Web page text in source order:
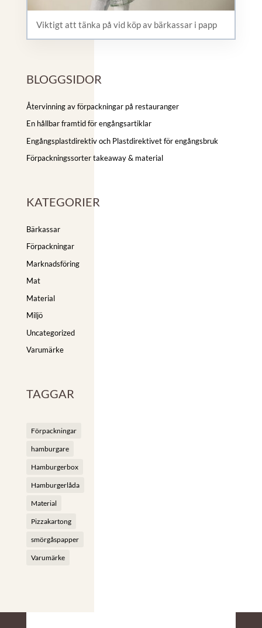
Viktigt att tänka på vid köp av bärkassar i papp
BLOGGSIDOR
Återvinning av förpackningar på restauranger
En hållbar framtid för engångsartiklar
Engångsplastdirektiv och Plastdirektivet för engångsbruk
Förpackningssorter takeaway & material
KATEGORIER
Bärkassar
Förpackningar
Marknadsföring
Mat
Material
Miljö
Uncategorized
Varumärke
TAGGAR
Förpackningar
hamburgare
Hamburgerbox
Hamburgerlåda
Material
Pizzakartong
smörgåspapper
Varumärke